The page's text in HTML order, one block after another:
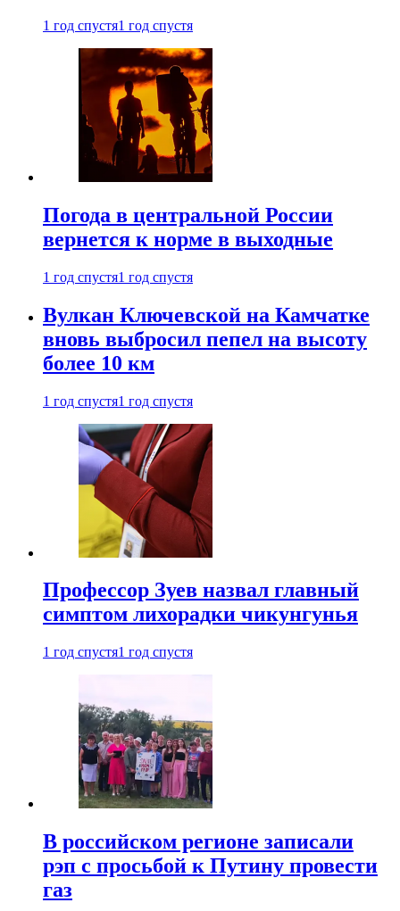
1 год спустя1 год спустя
Погода в центральной России
вернется к норме в выходные
1 год спустя1 год спустя
Вулкан Ключевской на Камчатке
вновь выбросил пепел на высоту
более 10 км
1 год спустя1 год спустя
Профессор Зуев назвал главный
симптом лихорадки чикунгунья
1 год спустя1 год спустя
В российском регионе записали
рэп с просьбой к Путину провести
газ